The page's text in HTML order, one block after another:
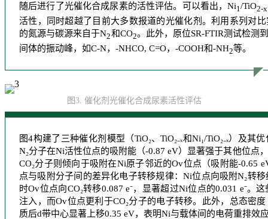
随后进行了光催化合成尿素的活性评估。可以看出，Ni1/TiO2-x
活性，同时超越了目前大多数报道的光催化剂。利用系列对
的氮源与碳源来自于N2和CO2。此外， 原位SR-FTIR测试检测
间体的振动峰，如C-N，-NHCO, C=O，-COOH和-NH2等。
图3. 催化剂光催化合成尿素活性评估
图4构建了三种催化剂模型（TiO₂、TiO₂₋ₓ和Ni₁/TiO₂₋ₓ）及其
N₂分子在Ni活性位点的吸附能（-0.87 eV）显著强于其他位点
CO₂分子则倾向于吸附在Ni原子邻近的Ov位点（吸附能-0.65
点与吸附分子间的差异化电子转移规律：Ni位点向吸附N₂转移
时Ov位点向CO₂转移0.087 e⁻，显著超过Ni位点的0.031 e⁻。
注入，而Ov位点更利于CO₂分子的电子转移。此外，总态密度
质后d带中心显著上移0.35 eV，表明Ni与载体间的电荷重排效